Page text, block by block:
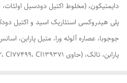
دایمتیکون، (مخلوط اکتیل دودسیل اولئات،
پلی هیدروکسی استئاریک اسید و اکتیل
جوجوبا، عصاره آلوئه ورا، متیل پارابن،
پارابن، تالک، (حاوی CI77492، CI77499، CI139371، تیتانیوم دی اکسید)